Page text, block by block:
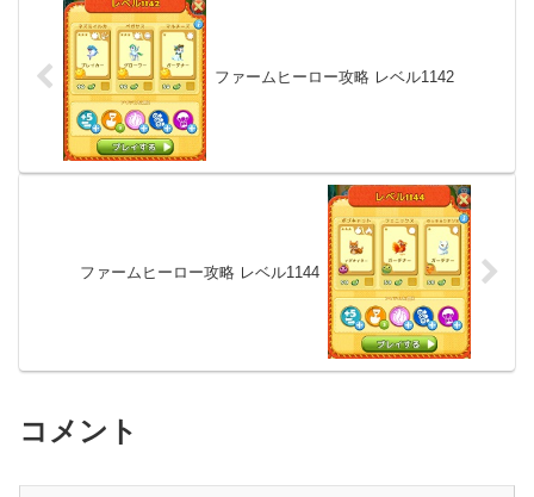
ファームヒーロー攻略 レベル1142
ファームヒーロー攻略 レベル1144
コメント